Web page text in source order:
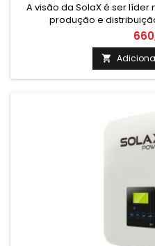
A visão da SolaX é ser
produção e
